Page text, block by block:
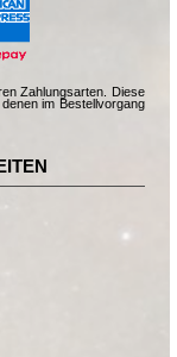
Zahlungsarten. Diese
im Bestellvorgang